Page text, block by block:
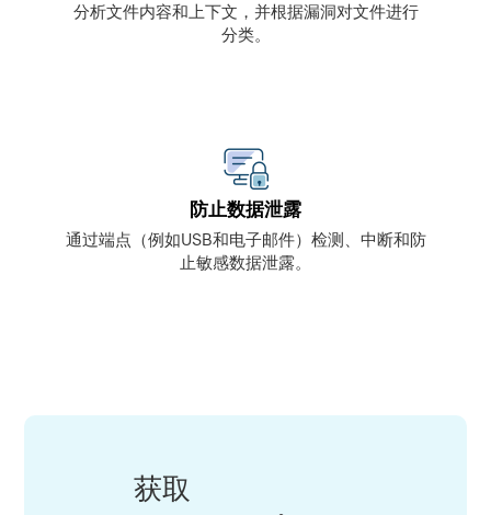
分析文件内容和上下文，并根据漏洞对文件进行
分类。
防止数据泄露
通过端点（例如USB和电子邮件）检测、中断和防
止敏感数据泄露。
获取